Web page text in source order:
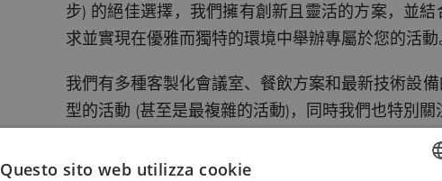
步) 的絕佳選擇，我們擁有創新且靈活的方案，並
求並實現在優雅而獨特的環境中舉辦專屬於您的活動
我們有多種客製化會議室、餐飲方案和最新技術設
型的活動 (甚至是最複雜的活動)，同時我們也特別關
Questo sito web utilizza cookie